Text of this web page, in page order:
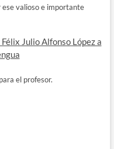
ese valioso e importante
Julio Alfonso López a
el profesor.